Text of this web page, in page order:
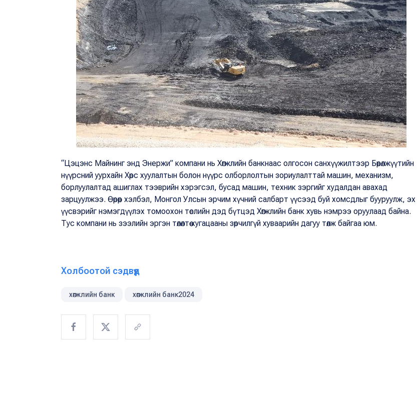
“Цэцэнс Майнинг энд Энержи” компани нь Хөгжлийн банкнаас олгосон санхүүжилтээр Бөөрөлжүүтийн
нүүрсний уурхайн Хөрс хуулалтын болон нүүрс олборлолтын зориулалттай машин, механизм,
борлуулалтад ашиглах тээврийн хэрэгсэл, бусад машин, техник зэргийг худалдан авахад
зарцуулжээ. Өөрөөр хэлбэл, Монгол Улсын эрчим хүчний салбарт үүсээд буй хомсдлыг бууруулж, эх
үүсвэрийг нэмэгдүүлэх томоохон төслийн дэд бүтцэд Хөгжлийн банк хувь нэмрээ оруулаад байна.
Тус компани нь зээлийн эргэн төлөлтөө хугацааны зөрчилгүй хуваарийн дагуу төлж байгаа юм.
Холбоотой сэдвүүд
хөгжлийн банк хөгжлийн банк2024